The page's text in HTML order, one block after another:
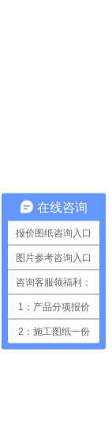
在线咨询
报价图纸咨询入口
图片参考咨询入口
咨询客服领福利：
1：产品分项报价
2：施工图纸一份